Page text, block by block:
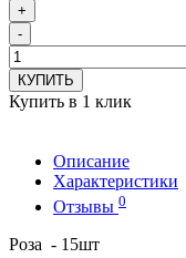
+
-
КУПИТЬ
Купить в 1 клик
Описание
Характеристики
Отзывы 0
Роза - 15шт